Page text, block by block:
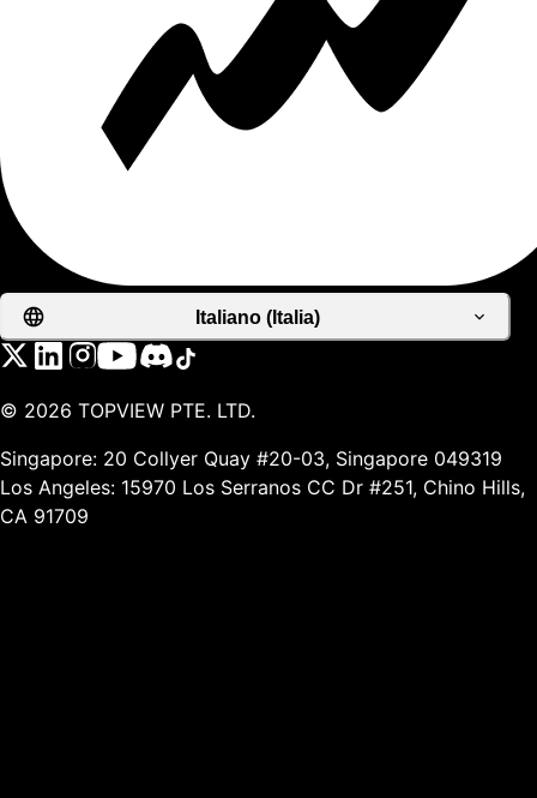
Italiano (Italia)
© 2026 TOPVIEW PTE. LTD.
Singapore: 20 Collyer Quay #20-03, Singapore 049319
Los Angeles: 15970 Los Serranos CC Dr #251, Chino Hills,
CA 91709